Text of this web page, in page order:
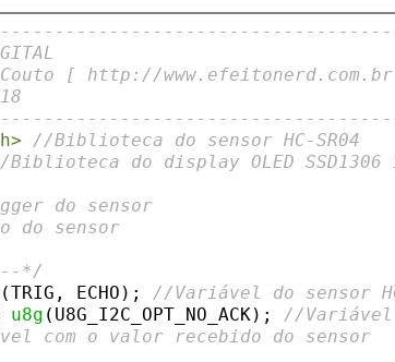
[ http://www.efeitonerd.com.br
//Biblioteca do sensor HC-SR04
do display OLED SSD1306
do sensor
do sensor
*/
(TRIG, ECHO); //Variável do sensor
u8g (U8G_I2C_OPT_NO_ACK); //Variável
com o valor recebido do sensor